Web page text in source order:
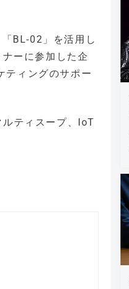
BL-02」を活用し
ーに参加した企
ティングのサポー
ティスープ、IoT